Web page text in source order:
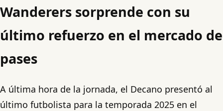
Wanderers sorprende con su
último refuerzo en el mercado de
pases
A última hora de la jornada, el Decano presentó al
último futbolista para la temporada 2025 en el